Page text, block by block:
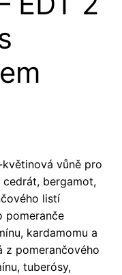
vůně pro
bergamot,
listí
pomeranče
kardamomu a
z pomerančového
tuberósy,